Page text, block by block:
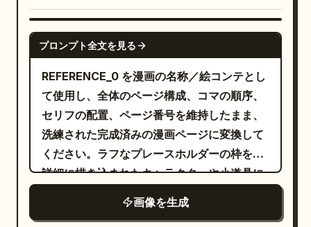
いる。表情は真剣かつ幸せそうに。 4 コマ
目：強く抱き合うカップル。男性が頭を下げ
て女性の額に優しくキスをし、女性は目を閉
じて微笑んでいる。 [キャラクターの一貫性
に関する必須要件] 1 コマ目から 4 コマ目ま
で、二人のキャラクターの顔、髪型、服装、
体型を完全に一致させてください。キャラク
ターの崩れは厳禁です。 男性：短髪、優しい
顔立ち、シンプルなセーターまたはシャツを
着用。 女性：ミディアムヘア、優しい顔立
ち、ホームウェアを着用。 [スタイルと質感]
クリーンな手描きアニメ調の線画、温かみの
ンジ色の毛並み、巻いた尻尾、赤い首輪、口
を開けた幸せそうな表情、太い黒の輪郭線、
全体と調和するペイントの質感。 シーンは岩
の多い川辺の小道に設定し、中央を横切る青
い川、点在する岩、両側の緑の茂みや木々、
明るい青空、そして左上にちょうど 1 つの大
きな白い雲を描いてください。右上に 2 つの
小さな点（バブルドット）でつながれた白い
吹き出しをちょうど 1 つ追加し、その中に
あつい… という日本語のテキストを黒の縦
書きで入れてください。 スタイル：画像全体
GPT IMAGE 2
プロンプト全文を見る
REFERENCE_0 を漫画の名称／絵コンテとし
て使用し、全体のページ構成、コマの順序、
セリフの配置、ページ番号を維持したまま、
洗練された完成済みの漫画ページに変換して
ください。ラフなプレースホルダーの枠を、
詳細に描き込まれたキャラクターや小道具に
てください。 目標：
夜食
をテーマにした、
画像を生成